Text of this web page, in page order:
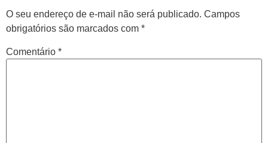
O seu endereço de e-mail não será publicado. Campos
obrigatórios são marcados com *
Comentário *